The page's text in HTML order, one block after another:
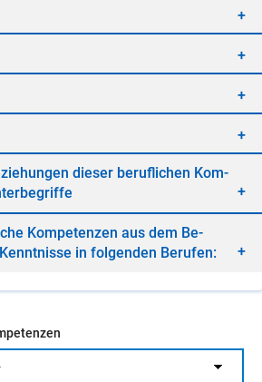
die­ser be­ruf­li­chen Kom­
Kom­pe­ten­zen aus dem Be­
in fol­gen­den Be­ru­fen: